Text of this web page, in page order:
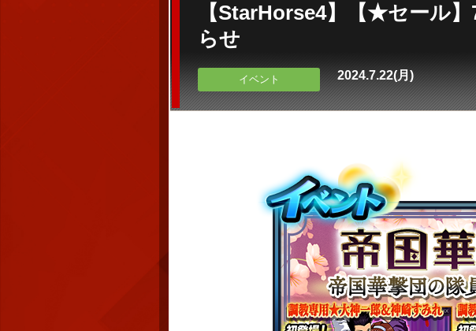
【StarHorse4】【★セール
らせ
イベント 2024.7.22(月)